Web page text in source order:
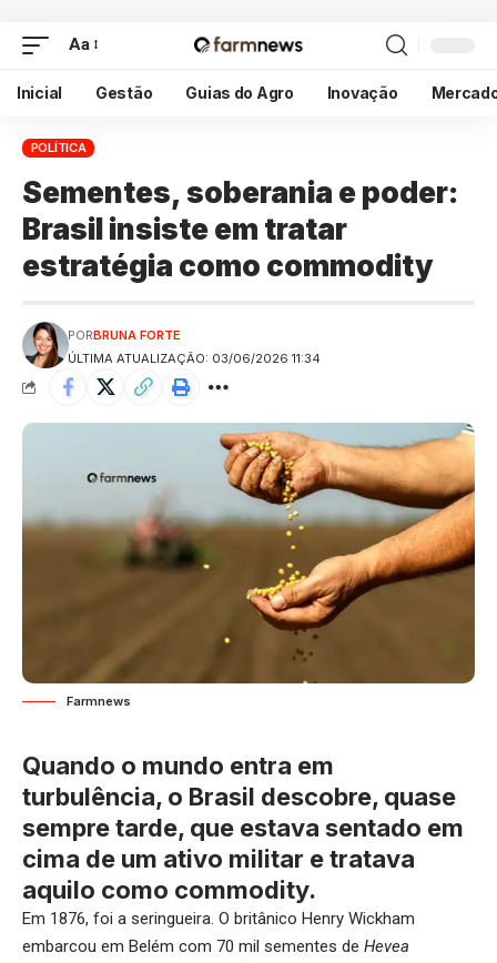
Aa
Inicial Gestão Guias do Agro Inovação
POLÍTICA
Sementes, soberania e poder:
Brasil insiste em tratar
estratégia como commodity
ÚLTIMA ATUALIZAÇÃO: 03/06/2026 11:34
PORBRUNA FORTE
Farmnews
Quando o mundo entra em
turbulência, o Brasil descobre, quase
sempre tarde, que estava sentado em
cima de um ativo militar e tratava
aquilo como commodity.
Em 1876, foi a seringueira. O britânico Henry Wickham
embarcou em Belém com 70 mil sementes de Hevea